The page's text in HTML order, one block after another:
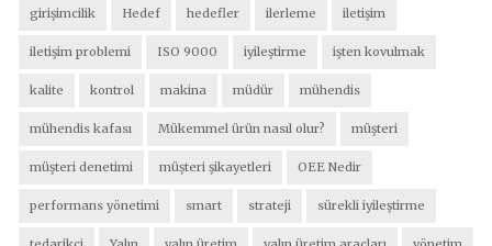
girişimcilik Hedef hedefler ilerleme iletişim
iletişim problemi ISO 9000 iyileştirme işten kovulmak
kalite kontrol makina müdür mühendis
mühendis kafası Mükemmel ürün nasıl olur? müşteri
müşteri denetimi müşteri şikayetleri OEE Nedir
performans yönetimi smart strateji sürekli iyileştirme